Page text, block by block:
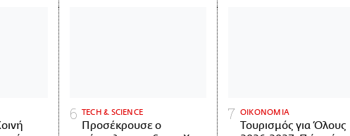
ΤECH & SCIENCE
Προσέκρουσε ο
ΟΙΚΟΝΟΜΙΑ
Τουρισμός για Όλους